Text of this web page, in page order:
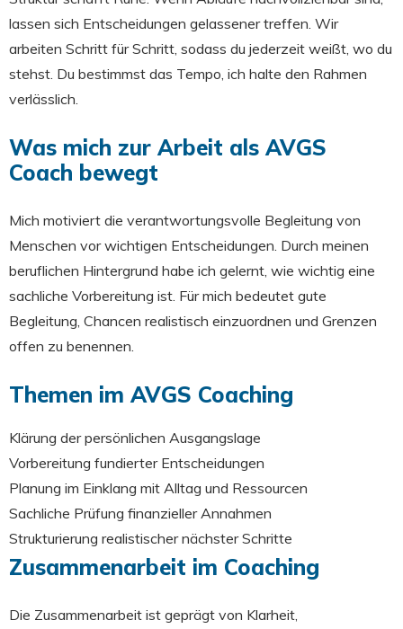
lassen sich Entscheidungen gelassener treffen. Wir
arbeiten Schritt für Schritt, sodass du jederzeit weißt, wo du
stehst. Du bestimmst das Tempo, ich halte den Rahmen
verlässlich.
Was mich zur Arbeit als AVGS
Coach bewegt
Mich motiviert die verantwortungsvolle Begleitung von
Menschen vor wichtigen Entscheidungen. Durch meinen
beruflichen Hintergrund habe ich gelernt, wie wichtig eine
sachliche Vorbereitung ist. Für mich bedeutet gute
Begleitung, Chancen realistisch einzuordnen und Grenzen
offen zu benennen.
Themen im AVGS Coaching
Klärung der persönlichen Ausgangslage
Vorbereitung fundierter Entscheidungen
Planung im Einklang mit Alltag und Ressourcen
Sachliche Prüfung finanzieller Annahmen
Strukturierung realistischer nächster Schritte
Zusammenarbeit im Coaching
Die Zusammenarbeit ist geprägt von Klarheit,